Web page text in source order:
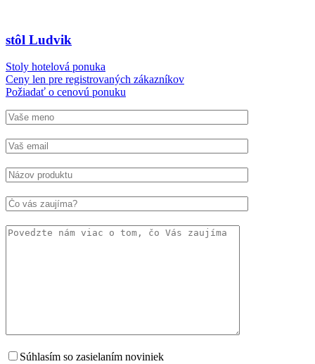
stôl Ludvik
Stoly hotelová ponuka
Ceny len pre registrovaných zákazníkov
Požiadať o cenovú ponuku
Súhlasím so zasielaním noviniek